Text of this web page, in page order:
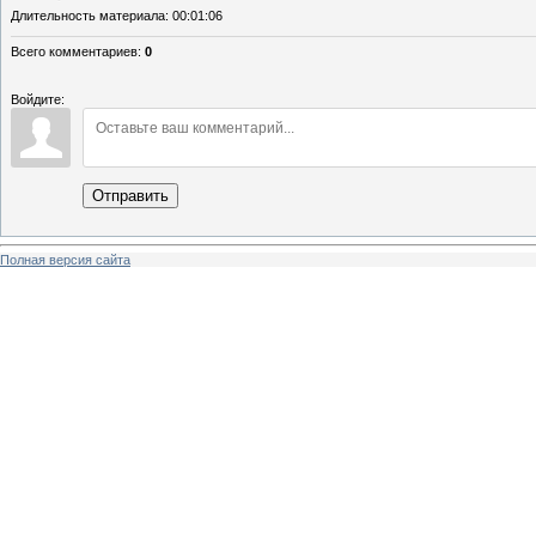
Длительность материала: 00:01:06
Всего комментариев: 0
Войдите:
Отправить
Полная версия сайта